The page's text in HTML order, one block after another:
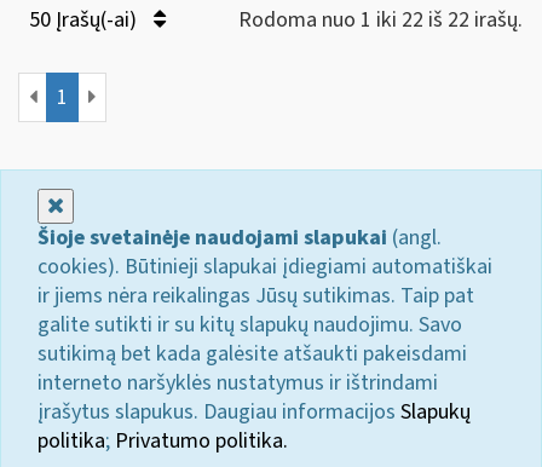
50 Įrašų(-ai) Rodoma nuo 1 iki 22 iš 22 irašų.
1
Šioje svetainėje naudojami slapukai (angl.
cookies). Būtinieji slapukai įdiegiami automatiškai
ir jiems nėra reikalingas Jūsų sutikimas. Taip pat
galite sutikti ir su kitų slapukų naudojimu. Savo
sutikimą bet kada galėsite atšaukti pakeisdami
interneto naršyklės nustatymus ir ištrindami
įrašytus slapukus. Daugiau informacijos Slapukų
politika; Privatumo politika.